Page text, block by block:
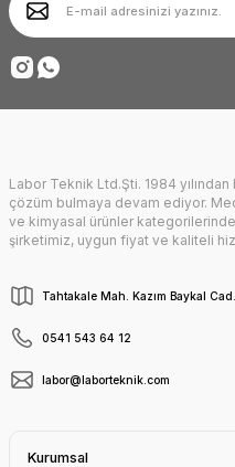
Ürün fiyatı diğer sitelerden
Bu ürüne benzer farklı
Deneyimini Paylaş
Labor Teknik Ltd.Şti. 1984
çözüm bulmaya devam ediyor.
ve kimyasal ürünler
şirketimiz, uygun fiyat ve kaliteli
Tahtakale Mah. Kazım Baykal
0541 543 64 12
labor@laborteknik.com
Kurumsal